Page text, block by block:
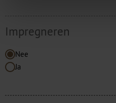
Impregneren
Nee
Ja